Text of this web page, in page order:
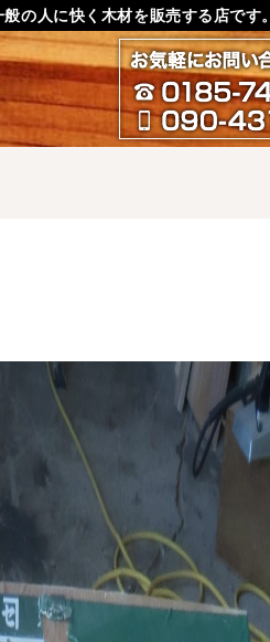
の人に快く木材を販売する店です。